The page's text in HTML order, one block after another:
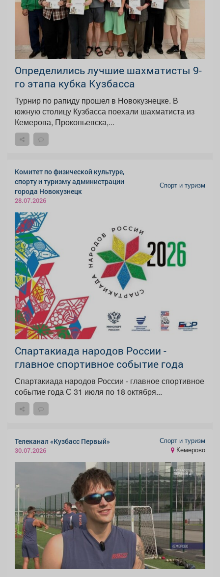
Определились лучшие шахматисты 9-
го этапа кубка Кузбасса
Турнир по рапиду прошел в Новокузнецке. В
южную столицу Кузбасса поехали шахматиста из
Кемерова, Прокопьевска,...
Комитет по физической культуре,
спорту и туризму администрации
города Новокузнецк
28.07.2026
Спорт и туризм
Спартакиада народов России -
главное спортивное событие года
Спартакиада народов России - главное спортивное
событие года С 31 июля по 18 октября...
Телеканал «Кузбасс Первый»
30.07.2026
Спорт и туризм
Кемерово